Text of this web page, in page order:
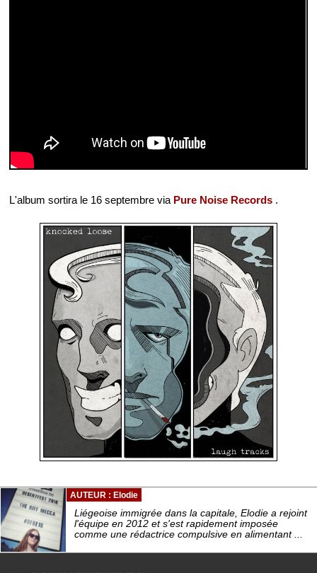
L'album sortira le 16 septembre via Pure Noise Records .
AUTEUR : Elodie
Liégeoise immigrée dans la capitale, Elodie a rejoint
l'équipe en 2012 et s'est rapidement imposée
comme une rédactrice compulsive en alimentant ...